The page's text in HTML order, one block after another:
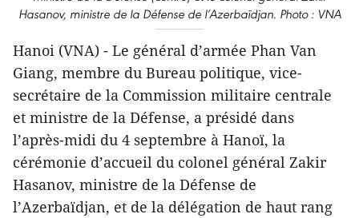
Hasanov, ministre de la Défense de l’Azerbaïdjan. Photo : VNA
Hanoi (VNA) - Le général d’armée Phan Van
Giang, membre du Bureau politique, vice-
secrétaire de la Commission militaire centrale
et ministre de la Défense, a présidé dans
l’après-midi du 4 septembre à Hanoï, la
cérémonie d’accueil du colonel général Zakir
Hasanov, ministre de la Défense de
l’Azerbaïdjan, et de la délégation de haut rang